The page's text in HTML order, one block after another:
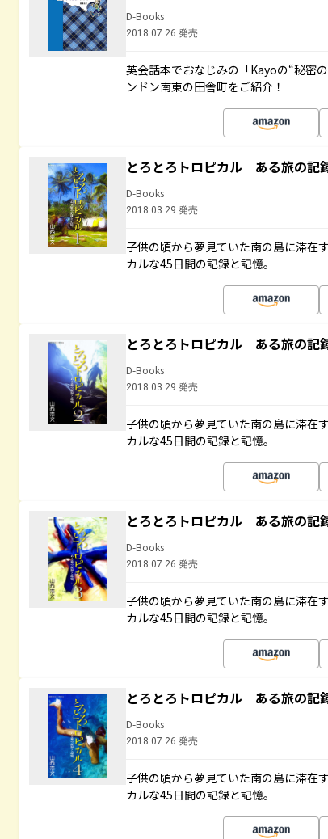
D-Books
2018.07.26 発売
英会話本でおなじみの「Kayoの“秘密
ンドン南東の田舎町をご紹介！
とろとろトロピカル ある旅の
D-Books
2018.03.29 発売
子供の頃から夢見ていた南の島に滞在
カルな45日間の記録と記憶。
とろとろトロピカル ある旅の
D-Books
2018.03.29 発売
子供の頃から夢見ていた南の島に滞在
カルな45日間の記録と記憶。
とろとろトロピカル ある旅の
D-Books
2018.07.26 発売
子供の頃から夢見ていた南の島に滞在
カルな45日間の記録と記憶。
とろとろトロピカル ある旅の
D-Books
2018.07.26 発売
子供の頃から夢見ていた南の島に滞在
カルな45日間の記録と記憶。